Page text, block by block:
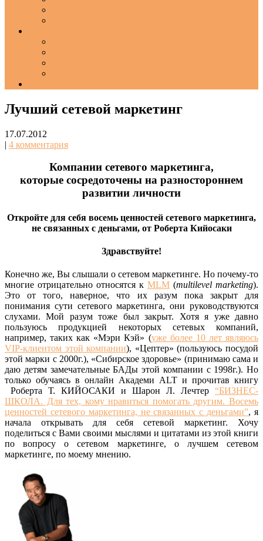
Лучший сетевой маркетинг
17.07.2012
| 4 комментария
Компании сетевого маркетинга,
которые сосредоточены на разностороннем
развитии личности
Откройте для себя восемь ценностей сетевого маркетинга,
не связанных с деньгами, от Роберта Кийосаки
Здравствуйте!
Конечно же, Вы слышали о сетевом маркетинге. Но почему-то
многие отрицательно относятся к MLM (multilevel marketing).
Это от того, наверное, что их разум пока закрыт для
понимания сути сетевого маркетинга, они руководствуются
слухами. Мой разум тоже был закрыт. Хотя я уже давно
пользуюсь продукцией некоторых сетевых компаний,
например, таких как «Мэри Кэй» (уже более 10 лет являюсь
VIP-клиентом этой компании), «Цептер» (пользуюсь посудой
этой марки с 2000г.), «Сибирское здоровье» (принимаю сама и
даю детям замечательные БАДы этой компании с 1998г.). Но
только обучаясь в онлайн Академи ALT и прочитав книгу
Роберта Т. КИЙОСАКИ и Шарон Л. Лечтер “БИЗНЕС-
ШКОЛА. Для тех, кому нравиться помогать другим. Восемь
ценностей сетевого маркетинга, не связанных с деньгами”, я
начала открывать для себя сетевой маркетинг. Хочу
поделиться с Вами своими мыслями и цитатами из этой книги
по вопросу о сетевом маркетинге, о лучшем сетевом
маркетинге, по моему мнению.